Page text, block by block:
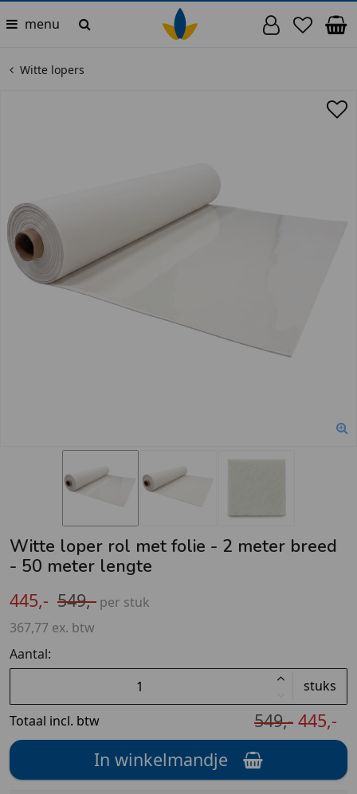
menu
Witte lopers
Witte loper rol met folie - 2 meter breed
- 50 meter lengte
445,- 549,- per stuk
367,77 ex. btw
Aantal:
stuks
Totaal incl. btw 549,- 445,-
In winkelmandje